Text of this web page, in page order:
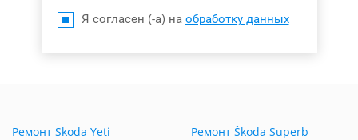
Я согласен (-а) на обработку данных
Ремонт Skoda Yeti Ремонт Škoda Superb